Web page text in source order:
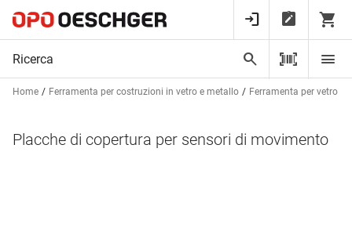
Home Ferramenta per costruzioni in vetro e metallo Ferramenta per vetro
Placche di copertura per sensori di movimento